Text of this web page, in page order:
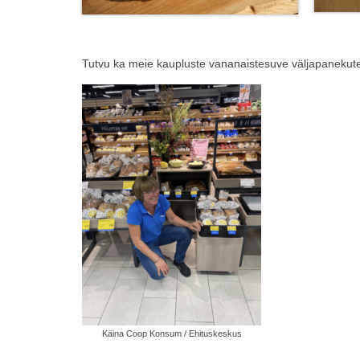
Tutvu ka meie kaupluste vananaistesuve
Käina Coop Konsum / Ehituskeskus